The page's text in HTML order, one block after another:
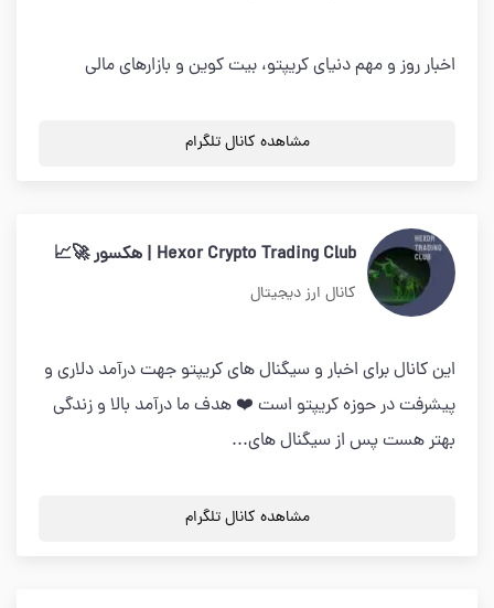
اخبار روز و مهم دنیای کریپتو، بیت کوین و بازارهای مالی
مشاهده کانال تلگرام
Hexor Crypto Trading Club | هکسور 🚀📈
کانال ارز دیجیتال
این کانال برای اخبار و سیگنال های کریپتو جهت درآمد دلاری و
پیشرفت در حوزه کریپتو است ❤️ هدف ما درآمد بالا و زندگی
بهتر هست پس از سیگنال های...
مشاهده کانال تلگرام